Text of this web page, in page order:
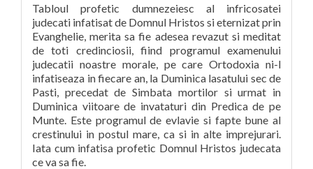
Tabloul profetic dumnezeiesc al infricosatei
judecati infatisat de Domnul Hristos si eternizat prin
Evanghelie, merita sa fie adesea revazut si meditat
de toti credinciosii, fiind programul examenului
judecatii noastre morale, pe care Ortodoxia ni-l
infatiseaza in fiecare an, la Duminica lasatului sec de
Pasti, precedat de Simbata mortilor si urmat in
Duminica viitoare de invataturi din Predica de pe
Munte. Este programul de evlavie si fapte bune al
crestinului in postul mare, ca si in alte imprejurari.
Iata cum infatisa profetic Domnul Hristos judecata
ce va sa fie.